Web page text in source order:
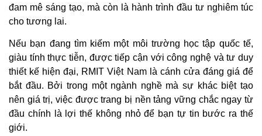
đam mê sáng tạo, mà còn là hành trình đầu tư nghiêm túc
cho tương lai.
Nếu bạn đang tìm kiếm một môi trường học tập quốc tế,
giàu tính thực tiễn, được tiếp cận với công nghệ và tư duy
thiết kế hiện đại, RMIT Việt Nam là cánh cửa đáng giá để
bắt đầu. Bởi trong một ngành nghề mà sự khác biệt tạo
nên giá trị, việc được trang bị nền tảng vững chắc ngay từ
đầu chính là lợi thế không nhỏ để bạn tự tin bước ra thế
giới.